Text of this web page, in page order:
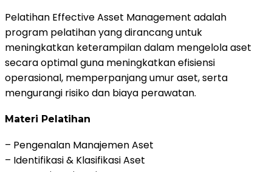
Pelatihan Effective Asset Management adalah
program pelatihan yang dirancang untuk
meningkatkan keterampilan dalam mengelola aset
secara optimal guna meningkatkan efisiensi
operasional, memperpanjang umur aset, serta
mengurangi risiko dan biaya perawatan.
Materi Pelatihan
– Pengenalan Manajemen Aset
– Identifikasi & Klasifikasi Aset